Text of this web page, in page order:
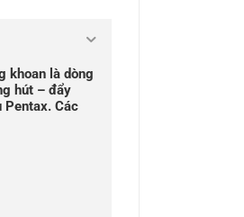
khoan là dòng
hút – đẩy
Các